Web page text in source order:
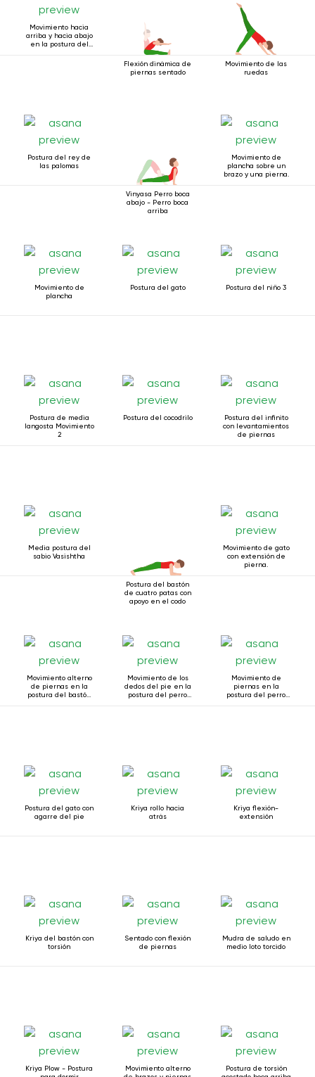
Movimiento hacia
arriba y hacia abajo
en la postura del
Flexión dinámica de
piernas sentado
Movimiento de las
ruedas
Postura del rey de
las palomas
Vinyasa Perro boca
abajo - Perro boca
arriba
Movimiento de
plancha sobre un
brazo y una pierna.
Movimiento de
plancha
Postura del gato Postura del niño 3
Postura de media
langosta Movimiento
2
Postura del cocodrilo
Postura del infinito
con levantamientos
de piernas
Media postura del
sabio Vasishtha
Postura del bastón
de cuatro patas con
apoyo en el codo
Movimiento de gato
con extensión de
pierna.
Movimiento alterno
de piernas en la
postura del bastón
Movimiento de los
dedos del pie en la
postura del perro
Movimiento de
piernas en la
postura del perro
Postura del gato con
agarre del pie
Kriya rollo hacia
atrás
Kriya flexión-
extensión
Kriya del bastón con
torsión
Sentado con flexión
de piernas
Mudra de saludo en
medio loto torcido
Kriya Plow - Postura
Movimiento alterno
Postura de torsión